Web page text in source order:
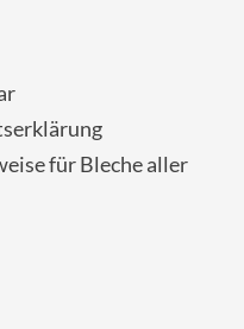
für Bleche aller